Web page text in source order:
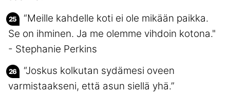
“Meille kahdelle koti ei ole mikään paikka.
Se on ihminen. Ja me olemme vihdoin kotona."
- Stephanie Perkins
“Joskus kolkutan sydämesi oveen
varmistaakseni, että asun siellä yhä.”